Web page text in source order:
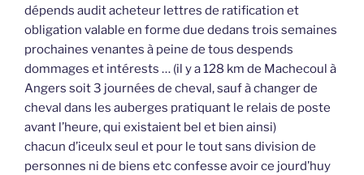
dépends audit acheteur lettres de ratification et
obligation valable en forme due dedans trois semaines
prochaines venantes à peine de tous despends
dommages et intérests … (il y a 128 km de Machecoul à
Angers soit 3 journées de cheval, sauf à changer de
cheval dans les auberges pratiquant le relais de poste
avant l’heure, qui existaient bel et bien ainsi)
chacun d’iceulx seul et pour le tout sans division de
personnes ni de biens etc confesse avoir ce jourd’huy